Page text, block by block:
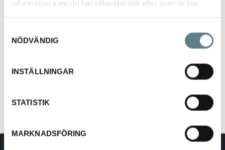
information som du har tillhandahållit eller som de har
samlat in när du har använt deras tjänster.
NÖDVÄNDIG
INSTÄLLNINGAR
STATISTIK
MARKNADSFÖRING
Materialet tål relativt höga temperaturer upp till 260 grader. Tål